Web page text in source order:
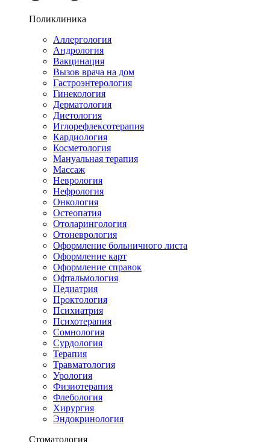
Поликлиника
Аллергология
Андрология
Вакцинация
Вызов врача на дом
Гастроэнтерология
Гинекология
Дерматология
Диетология
Иглорефлексотерапия
Кардиология
Косметология
Мануальная терапия
Массаж
Неврология
Нефрология
Онкология
Остеопатия
Отоларингология
Отоневрология
Оформление больничного листа
Оформление карт
Оформление справок
Офтальмология
Педиатрия
Проктология
Психиатрия
Психотерапия
Сомнология
Сурдология
Терапия
Травматология
Урология
Физиотерапия
Флебология
Хирургия
Эндокринология
Стоматология